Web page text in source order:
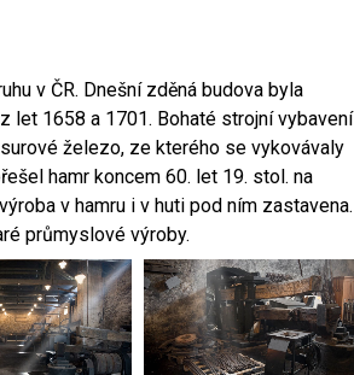
v ČR. Dnešní zděná budova byla
let 1658 a 1701. Bohaté strojní vybavení
železo, ze kterého se vykovávaly
hamr koncem 60. let 19. stol. na
v hamru i v huti pod ním zastavena.
průmyslové výroby.